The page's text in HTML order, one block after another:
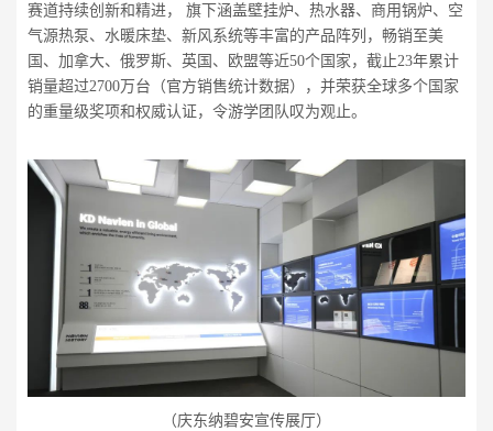
赛道持续创新和精进， 旗下涵盖壁挂炉、热水器、商用锅炉、空
气源热泵、水暖床垫、新风系统等丰富的产品阵列，畅销至美
国、加拿大、俄罗斯、英国、欧盟等近50个国家，截止23年累计
销量超过2700万台（官方销售统计数据），并荣获全球多个国家
的重量级奖项和权威认证，令游学团队叹为观止。
（庆东纳碧安宣传展厅）